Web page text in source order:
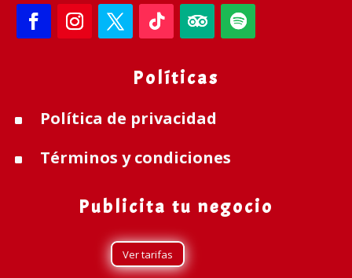
Políticas
^ Política de privacidad
^ Términos y condiciones
Publicita tu negocio
Ver tarifas